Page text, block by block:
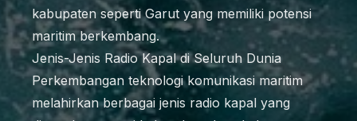
kabupaten seperti Garut yang memiliki potensi
maritim berkembang.
Jenis-Jenis Radio Kapal di Seluruh Dunia
Perkembangan teknologi komunikasi maritim
melahirkan berbagai jenis radio kapal yang